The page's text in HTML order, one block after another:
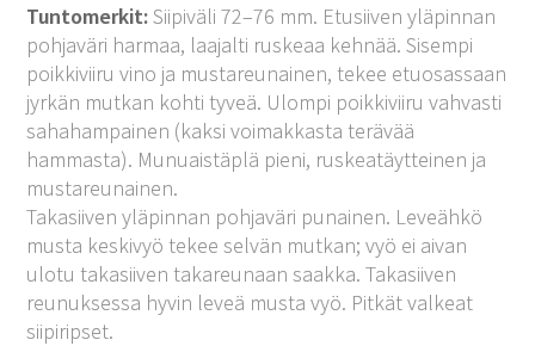
Tuntomerkit:Siipiväli 72–76 mm. Etusiiven yläpinnan
pohjaväri harmaa, laajalti ruskeaa kehnää. Sisempi
poikkiviiru vino ja mustareunainen, tekee etuosassaan
jyrkän mutkan kohti tyveä. Ulompi poikkiviiru vahvasti
sahahampainen (kaksi voimakkasta terävää
hammasta). Munuaistäplä pieni, ruskeatäytteinen ja
mustareunainen.
Takasiiven yläpinnan pohjaväri punainen. Leveähkö
musta keskivyö tekee selvän mutkan; vyö ei aivan
ulotu takasiiven takareunaan saakka. Takasiiven
reunuksessa hyvin leveä musta vyö. Pitkät valkeat
siipiripset.